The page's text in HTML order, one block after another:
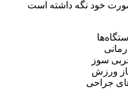
ورزش
جراحی